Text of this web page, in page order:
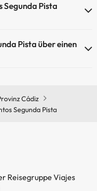
Pista
Sie die Bedingungen.
Pista über einen
Cádiz
Segunda Pista
Reisegruppe Viajes